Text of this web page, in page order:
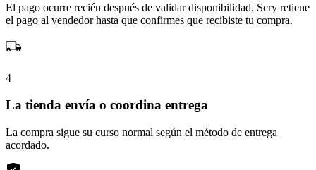
El pago ocurre recién después de validar disponibilidad. Scry retiene
el pago al vendedor hasta que confirmes que recibiste tu compra.
4
La tienda envía o coordina entrega
La compra sigue su curso normal según el método de entrega
acordado.